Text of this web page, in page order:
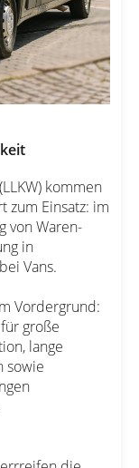
kommen
zum Einsatz: im
von Waren-
in
Vans.
Vordergrund:
große
lange
sowie